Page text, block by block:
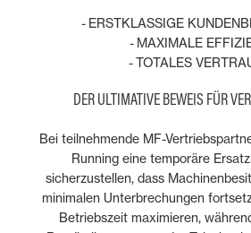
- ERSTKLASSIGE
- MAXIMALE
- TOTALES
DER ULTIMATIVE BEWEIS FÜR
Bei teilnehmende MF-
Running eine temporäre
sicherzustellen, dass
minimalen Unterbrechungen
Betriebszeit maximieren,